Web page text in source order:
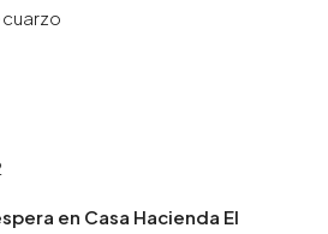
en Casa Hacienda El